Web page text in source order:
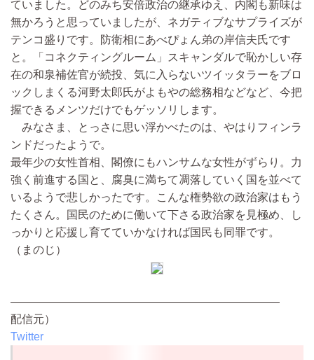
ていました。どのみち安倍政治の継承ゆえ、内閣も新味は
無かろうと思っていましたが、ネガティブなサプライズが
テンコ盛りです。防衛相にあべぴょん弟の岸信夫氏です
と。「コネクティングルーム」スキャンダルで恥かしい存
在の和泉補佐官が続投、気に入らないツイッタラーをブロ
ックしまくる河野太郎氏がよもやの総務相などなど、今把
握できるメンツだけでもゲッソリします。
みなさま、とっさに思い浮かべたのは、やはりフィンラ
ンドだったようで。
最年少の女性首相、閣僚にもハンサムな女性がずらり。力
強く前進する国と、腐臭に満ちて凋落していく国を並べて
いるようで悲しかったです。こんな権勢欲の政治家はもう
たくさん。国民のために働いて下さる政治家を見極め、し
っかりと応援し育てていかなければ国民も同罪です。
（まのじ）
————————————————————————
配信元）
Twitter